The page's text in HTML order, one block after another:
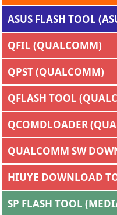
ASUS FLASH TOOL
QFIL (QUALCOMM)
QPST (QUALCOMM)
QFLASH TOOL
QCOMDLOADER
QUALCOMM SW
HIUYE DOWNLOAD
SP FLASH TOOL